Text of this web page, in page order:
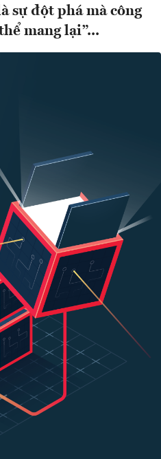
sự đột phá mà công
mang lại”...